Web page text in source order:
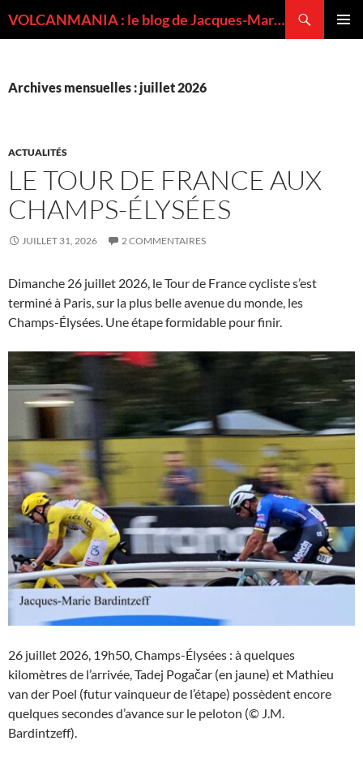
VOLCANMANIA : le blog de Jacques-Marie BARDINTZEFF, volcanologue
Archives mensuelles : juillet 2026
ACTUALITÉS
LE TOUR DE FRANCE AUX
CHAMPS-ÉLYSÉES
JUILLET 31, 2026 2 COMMENTAIRES
Dimanche 26 juillet 2026, le Tour de France cycliste s’est
terminé à Paris, sur la plus belle avenue du monde, les
Champs-Élysées. Une étape formidable pour finir.
26 juillet 2026, 19h50, Champs-Élysées : à quelques
kilomètres de l’arrivée, Tadej Pogačar (en jaune) et Mathieu
van der Poel (futur vainqueur de l’étape) possèdent encore
quelques secondes d’avance sur le peloton (© J.M.
Bardintzeff).